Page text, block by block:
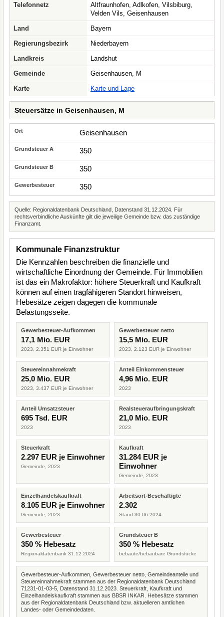
Telefonnetz
Altfraunhofen, Adlkofen, Vilsbiburg,
Velden Vils, Geisenhausen
Land
Bayern
Regierungsbezirk
Niederbayern
Landkreis
Landshut
Gemeinde
Geisenhausen, M
Karte
Karte und Lage
Steuersätze in Geisenhausen, M
Geisenhausen
350
350
350
Quelle: Regionaldatenbank Deutschland, Datenstand 31.12.2024. Für
rechtsverbindliche Auskünfte gilt die jeweilige Gemeinde bzw. das zuständige
Finanzamt.
Kommunale Finanzstruktur
Die Kennzahlen beschreiben die finanzielle und
wirtschaftliche Einordnung der Gemeinde. Für Immobilien
ist das ein Makrofaktor: höhere Steuerkraft und Kaufkraft
können auf einen tragfähigeren Standort hinweisen,
Hebesätze zeigen dagegen die kommunale
Belastungsseite.
Gewerbesteuer-Aufkommen
17,1 Mio. EUR
2023, 2.351 EUR je Einwohner
Gewerbesteuer netto
15,5 Mio. EUR
2023, 2.123 EUR je Einwohner
Steuereinnahmekraft
25,0 Mio. EUR
2023, 3.437 EUR je Einwohner
Anteil Einkommensteuer
4,96 Mio. EUR
2023
Anteil Umsatzsteuer
695 Tsd. EUR
2023
Realsteueraufbringungskraft
21,0 Mio. EUR
2023
Steuerkraft
2.297 EUR je Einwohner
Gemeinde, 2023
Kaufkraft
31.284 EUR je
Einwohner
Gemeinde, 2023
Einzelhandelskaufkraft
8.105 EUR je Einwohner
Gemeinde, 2023
Arbeitsort-Beschäftigte
2.302
Stand 30.06.2024
Gewerbesteuer
350 % Hebesatz
Regionaldatenbank 31.12.2024
Grundsteuer B
350 % Hebesatz
bebaute/bebaubare Grundstücke
Gewerbesteuer-Aufkommen, Gewerbesteuer netto, Gemeindeanteile und
Steuereinnahmekraft stammen aus der Regionaldatenbank Deutschland
71231-01-03-5, Datenstand 31.12.2023. Steuerkraft, Kaufkraft und
Einzelhandelskaufkraft stammen aus BBSR INKAR. Hebesätze stammen
aus der Regionaldatenbank Deutschland bzw. aktuelleren amtlichen
Landes- oder Gemeindedaten.